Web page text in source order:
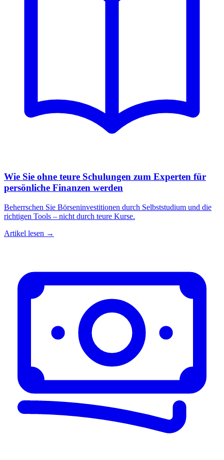
Wie Sie ohne teure Schulungen zum Experten für
persönliche Finanzen werden
Beherrschen Sie Börseninvestitionen durch Selbststudium und die
richtigen Tools – nicht durch teure Kurse.
Artikel lesen →